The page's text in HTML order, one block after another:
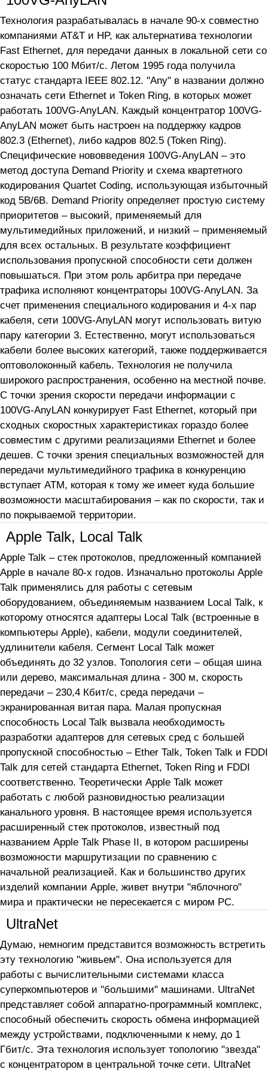
Технология разрабатывалась в начале 90-х совместно
компаниями AT&T и HP, как альтернатива технологии
Fast Ethernet, для передачи данных в локальной сети со
скоростью 100 Мбит/с. Летом 1995 года получила
статус стандарта IEEE 802.12. "Any" в названии должно
означать сети Ethernet и Token Ring, в которых может
работать 100VG-AnyLAN. Каждый концентратор 100VG-
AnyLAN может быть настроен на поддержку кадров
802.3 (Ethernet), либо кадров 802.5 (Token Ring).
Специфические нововведения 100VG-AnyLAN – это
метод доступа Demand Priority и схема квартетного
кодирования Quartet Coding, использующая избыточный
код 5В/6В. Demand Priority определяет простую систему
приоритетов – высокий, применяемый для
мультимедийных приложений, и низкий – применяемый
для всех остальных. В результате коэффициент
использования пропускной способности сети должен
повышаться. При этом роль арбитра при передаче
трафика исполняют концентраторы 100VG-AnyLAN. За
счет применения специального кодирования и 4-х пар
кабеля, сети 100VG-AnyLAN могут использовать витую
пару категории 3. Естественно, могут использоваться
кабели более высоких категорий, также поддерживается
оптоволоконный кабель. Технология не получила
широкого распространения, особенно на местной почве.
С точки зрения скорости передачи информации с
100VG-AnyLAN конкурирует Fast Ethernet, который при
сходных скоростных характеристиках гораздо более
совместим с другими реализациями Ethernet и более
дешев. С точки зрения специальных возможностей для
передачи мультимедийного трафика в конкуренцию
вступает ATM, которая к тому же имеет куда большие
возможности масштабирования – как по скорости, так и
по покрываемой территории.
Apple Talk, Local Talk
Apple Talk – стек протоколов, предложенный компанией
Apple в начале 80-х годов. Изначально протоколы Apple
Talk применялись для работы с сетевым
оборудованием, объединяемым названием Local Talk, к
которому относятся адаптеры Local Talk (встроенные в
компьютеры Apple), кабели, модули соединителей,
удлинители кабеля. Сегмент Local Talk может
объединять до 32 узлов. Топология сети – общая шина
или дерево, максимальная длина - 300 м, скорость
передачи – 230,4 Кбит/с, среда передачи –
экранированная витая пара. Малая пропускная
способность Local Talk вызвала необходимость
разработки адаптеров для сетевых сред с большей
пропускной способностью – Ether Talk, Token Talk и FDDI
Talk для сетей стандарта Ethernet, Token Ring и FDDI
соответственно. Теоретически Apple Talk может
работать с любой разновидностью реализации
канального уровня. В настоящее время используется
расширенный стек протоколов, известный под
названием Apple Talk Phase II, в котором расширены
возможности маршрутизации по сравнению с
начальной реализацией. Как и большинство других
изделий компании Apple, живет внутри "яблочного"
мира и практически не пересекается с миром PC.
UltraNet
Думаю, немногим представится возможность встретить
эту технологию "живьем". Она используется для
работы с вычислительными системами класса
суперкомпьютеров и "большими" машинами. UltraNet
представляет собой аппаратно-программный комплекс,
способный обеспечить скорость обмена информацией
между устройствами, подключенными к нему, до 1
Гбит/с. Эта технология использует топологию "звезда"
с концентратором в центральной точке сети. UltraNet